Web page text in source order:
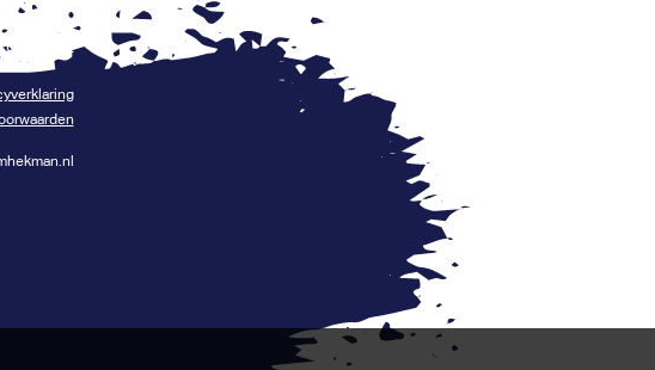
74539035